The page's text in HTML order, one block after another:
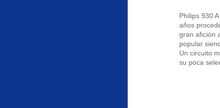
Philips 930
años
gran afición
popular
Un circuito
su poca